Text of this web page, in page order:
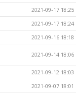
2021-09-17 18:25
2021-09-17 18:24
2021-09-16 18:18
2021-09-14 18:06
2021-09-12 18:03
2021-09-07 18:01